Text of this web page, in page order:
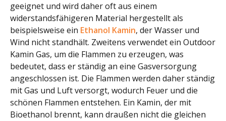
geeignet und wird daher oft aus einem
widerstandsfähigeren Material hergestellt als
beispielsweise ein Ethanol Kamin, der Wasser und
Wind nicht standhält. Zweitens verwendet ein Outdoor
Kamin Gas, um die Flammen zu erzeugen, was
bedeutet, dass er ständig an eine Gasversorgung
angeschlossen ist. Die Flammen werden daher ständig
mit Gas und Luft versorgt, wodurch Feuer und die
schönen Flammen entstehen. Ein Kamin, der mit
Bioethanol brennt, kann draußen nicht die gleichen